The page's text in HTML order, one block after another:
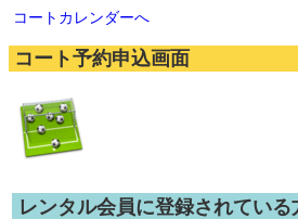
コートカレンダーへ
コート予約申込画面
レンタル会員に登録されている